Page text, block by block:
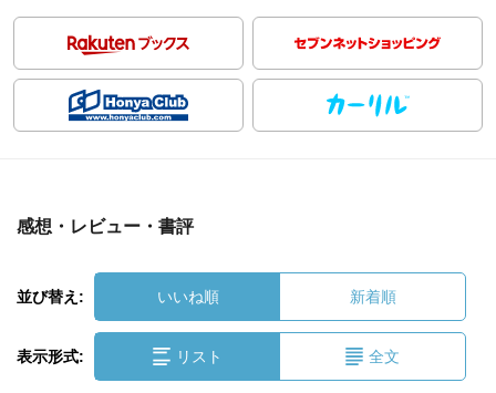
感想・レビュー・書評
並び替え: いいね順 新着順
表示形式: リスト 全文